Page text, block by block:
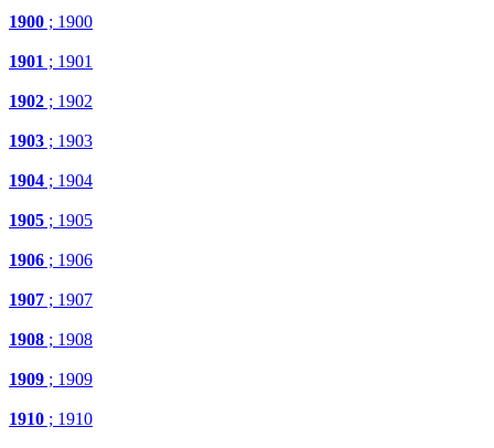
1900 ; 1900
1901 ; 1901
1902 ; 1902
1903 ; 1903
1904 ; 1904
1905 ; 1905
1906 ; 1906
1907 ; 1907
1908 ; 1908
1909 ; 1909
1910 ; 1910